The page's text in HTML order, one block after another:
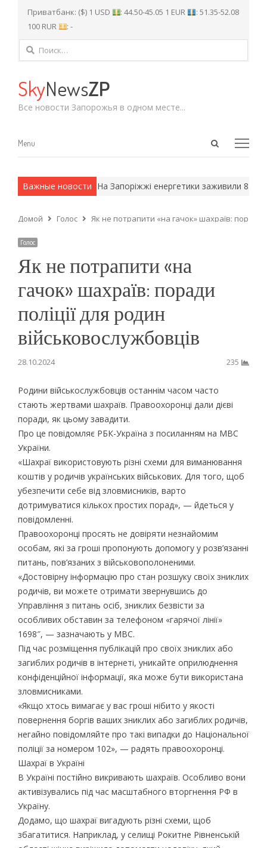
Приватбанк: ($) 1 USD : 44.50-45.05 1 EUR
: 51.35-52.08
100 RUR
: -
Найти:
SkyNewsZP
Все новости Запорожья в одном месте...
Open
Menu
Menu
Важные новости
методы. На Запоріжжі енергетики заживили 83
Домой Голос Як не потрапити «на гачок» шахраїв: поради
Голос
Як не потрапити «на
гачок» шахраїв: поради
поліції для родин
військовослужбовців
28.10.2024 235
Родини військослужбовців останнім часом часто
стають жертвами шахраїв. Правоохоронці дали дієві
поради, як цьому завадити.
Про це повідомляє РБК-Україна з посиланням на МВС
України.
«Шахраї використовують різні схеми для виманювання
коштів у родичів українських військових. Для того, щоб
убезпечити себе від зловмисників, варто
дотримуватися кількох простих порад», — йдеться у
повідомленні.
Правоохоронці просять не довіряти незнайомим
особам, які за гроші пропонують допомогу у розв’язанні
питань, пов’язаних з військовополоненими.
«Достовірну інформацію про стан розшуку своїх зниклих
родичів, ви можете отримати звернувшись до
Управління з питань осіб, зниклих безвісти за
особливих обставин за телефоном «гарячої лінії»
1698″, — зазначають у МВС.
Під час розміщення публікацій про своїх зниклих або
загиблих родичів в інтернеті, уникайте оприлюднення
конфіденційної інформації, яка може бути використана
зловмисниками.
«Якщо хтось вимагає у вас гроші нібито у якості
повернення боргів ваших зниклих або загиблих родичів,
негайно повідомляйте про такі випадки до Національної
поліції за номером 102», — радять правоохоронці.
Шахраї в Україні
В Україні постійно викривають шахраїв. Особливо вони
активізувались під час масштабного вторгнення РФ в
Україну.
Додамо, що шахраї вигадують різні схеми, щоб
збагатитися. Наприклад, у селищі Рокитне Рівненській